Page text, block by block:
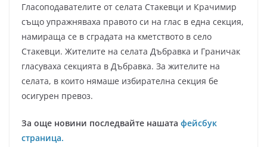
Гласоподавателите от селата Стакевци и Крачимир
също упражняваха правото си на глас в една секция,
намираща се в сградата на кметството в село
Стакевци. Жителите на селата Дъбравка и Граничак
гласуваха секцията в Дъбравка. За жителите на
селата, в които нямаше избирателна секция бе
осигурен превоз.
За още новини последвайте нашата фейсбук
страница.